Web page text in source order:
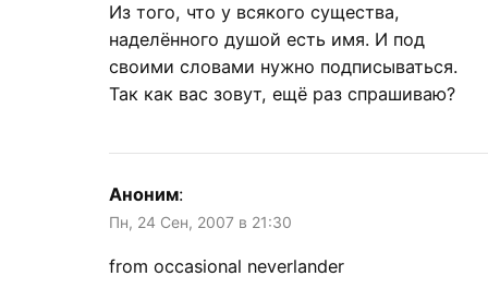
Из того, что у всякого существа,
наделённого душой есть имя. И под
своими словами нужно подписываться.
Так как вас зовут, ещё раз спрашиваю?
Аноним:
Пн, 24 Сен, 2007 в 21:30
from occasional neverlander